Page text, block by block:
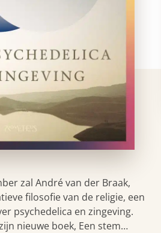
zal André van der Braak,
filosofie van de religie, een
psychedelica en zingeving.
nieuwe boek, Een stem…